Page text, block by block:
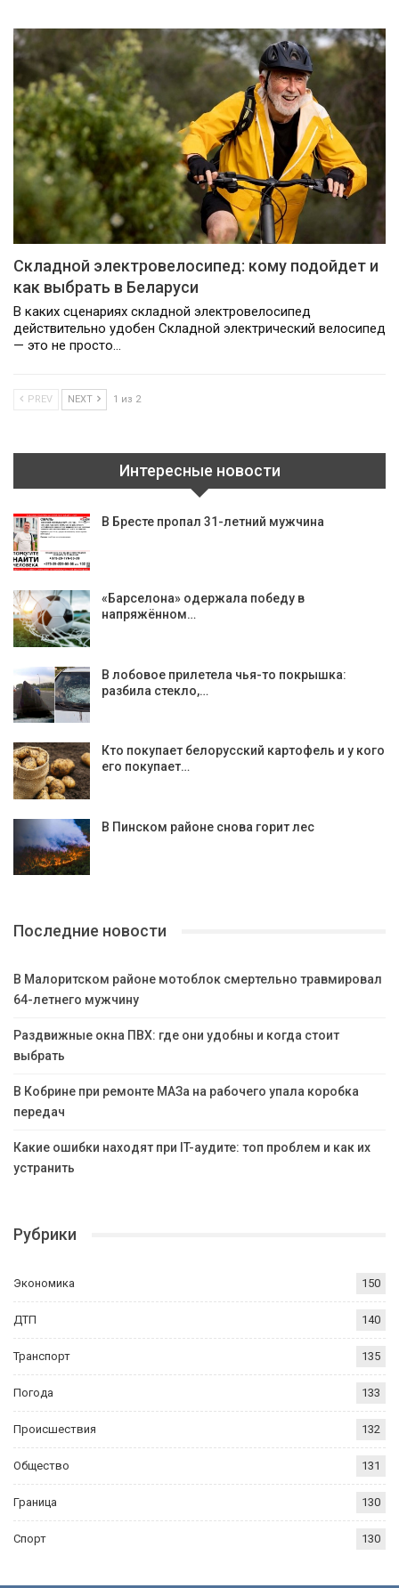
Складной электровелосипед: кому подойдет и
как выбрать в Беларуси
В каких сценариях складной электровелосипед
действительно удобен Складной электрический велосипед
— это не просто…
PREV NEXT 1 из 2
Интересные новости
В Бресте пропал 31-летний мужчина
«Барселона» одержала победу в
напряжённом…
В лобовое прилетела чья-то покрышка:
разбила стекло,…
Кто покупает белорусский картофель и у кого
его покупает…
В Пинском районе снова горит лес
Последние новости
В Малоритском районе мотоблок смертельно травмировал
64-летнего мужчину
Раздвижные окна ПВХ: где они удобны и когда стоит
выбрать
В Кобрине при ремонте МАЗа на рабочего упала коробка
передач
Какие ошибки находят при IT-аудите: топ проблем и как их
устранить
Рубрики
Экономика 150
ДТП 140
Транспорт 135
Погода 133
Происшествия 132
Общество 131
Граница 130
Спорт 130